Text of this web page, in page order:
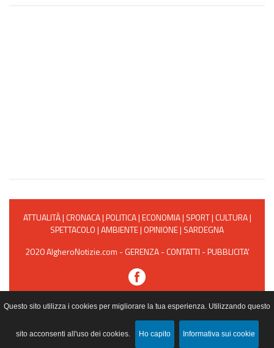
Questo sito utilizza i cookies per migliorare la tua esperienza. Utilizzando questo
sito acconsenti all'uso dei cookies. Ho capito Informativa sui cookie
ATTUALITÀ| CRONACA|POLITICA|ECONOMIA| SPORT| CULTURA|
SPETTACOLO|AMBIENTE| OPINIONE| SARDEGNA
2020 AlgheroNotizie.com - GERENZA- CONTATTI -PUBBLICITA'
Powered by Web Project